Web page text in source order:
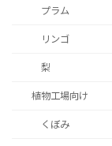
プラム
リンゴ
梨
植物工場向け
くぼみ